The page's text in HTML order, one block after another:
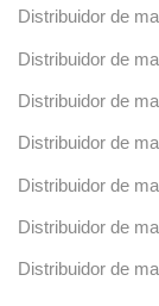
Distribuidor de
Distribuidor de
Distribuidor de
Distribuidor de
Distribuidor de
Distribuidor de
Distribuidor de